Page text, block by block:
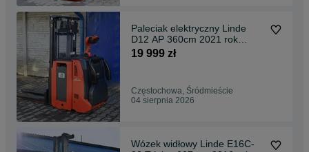
Paleciak elektryczny Linde
D12 AP 360cm 2021 rok
Wstępne FHP 475
19 999 zł
Częstochowa, Śródmieście
04 sierpnia 2026
Wózek widłowy Linde E16C-